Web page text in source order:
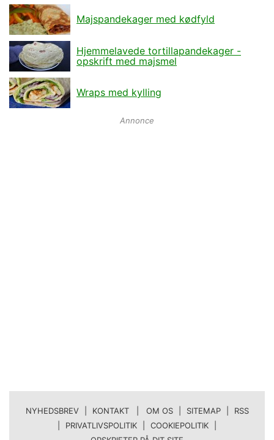
Majspandekager med kødfyld
Hjemmelavede tortillapandekager -
opskrift med majsmel
Wraps med kylling
Annonce
NYHEDSBREV KONTAKT | OM OS SITEMAP
RSS
PRIVATLIVSPOLITIK COOKIEPOLITIK